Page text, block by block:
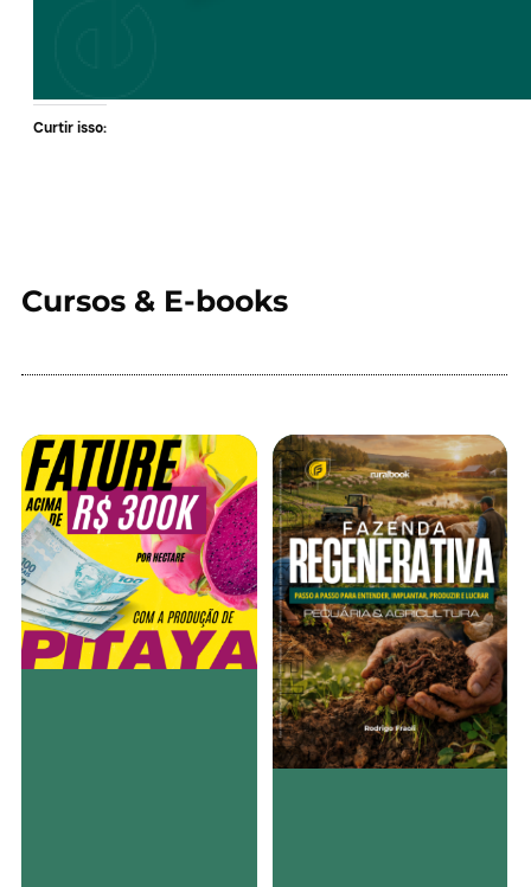
Curtir isso:
Cursos & E-books